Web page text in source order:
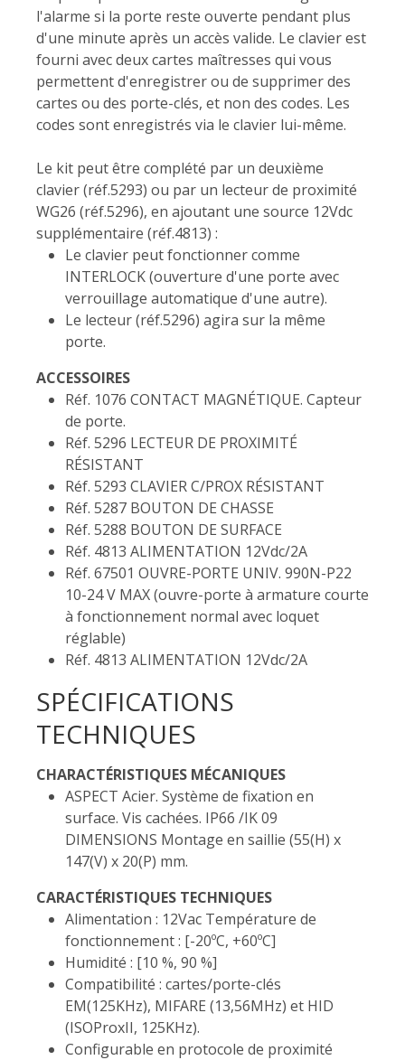
l'alarme si la porte reste ouverte pendant plus
d'une minute après un accès valide. Le clavier est
fourni avec deux cartes maîtresses qui vous
permettent d'enregistrer ou de supprimer des
cartes ou des porte-clés, et non des codes. Les
codes sont enregistrés via le clavier lui-même.
Le kit peut être complété par un deuxième
clavier (réf.5293) ou par un lecteur de proximité
WG26 (réf.5296), en ajoutant une source 12Vdc
supplémentaire (réf.4813) :
Le clavier peut fonctionner comme
INTERLOCK (ouverture d'une porte avec
verrouillage automatique d'une autre).
Le lecteur (réf.5296) agira sur la même
porte.
ACCESSOIRES
Réf. 1076 CONTACT MAGNÉTIQUE. Capteur
de porte.
Réf. 5296 LECTEUR DE PROXIMITÉ
RÉSISTANT
Réf. 5293 CLAVIER C/PROX RÉSISTANT
Réf. 5287 BOUTON DE CHASSE
Réf. 5288 BOUTON DE SURFACE
Réf. 4813 ALIMENTATION 12Vdc/2A
Réf. 67501 OUVRE-PORTE UNIV. 990N-P22
10-24 V MAX (ouvre-porte à armature courte
à fonctionnement normal avec loquet
réglable)
Réf. 4813 ALIMENTATION 12Vdc/2A
SPÉCIFICATIONS
TECHNIQUES
CHARACTÉRISTIQUES MÉCANIQUES
ASPECT Acier. Système de fixation en
surface. Vis cachées. IP66 /IK 09
DIMENSIONS Montage en saillie (55(H) x
147(V) x 20(P) mm.
CARACTÉRISTIQUES TECHNIQUES
Alimentation : 12Vac Température de
fonctionnement : [-20ºC, +60ºC]
Humidité : [10 %, 90 %]
Compatibilité : cartes/porte-clés
EM(125KHz), MIFARE (13,56MHz) et HID
(ISOProxII, 125KHz).
Configurable en protocole de proximité